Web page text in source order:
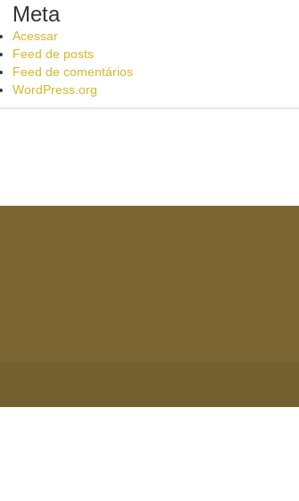
Meta
Acessar
Feed de posts
Feed de comentários
WordPress.org